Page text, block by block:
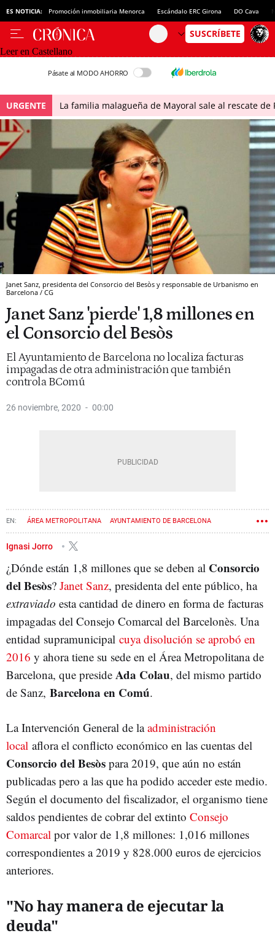
ES NOTICIA: Promoción inmobiliaria Menorca Escándalo ERC Girona DO Cava
Leer en Castellano
Pásate al MODO AHORRO
URGENTE La familia malagueña de Mayoral sale al rescate
Janet Sanz, presidenta del Consorcio del Besòs y responsable de Urbanismo en
Barcelona / CG
Janet Sanz 'pierde' 1,8 millones en
el Consorcio del Besòs
El Ayuntamiento de Barcelona no localiza facturas
impagadas de otra administración que también
controla BComú
26 noviembre, 2020 00:00
ÁREA METROPOLITANA AYUNTAMIENTO DE BARCELONA
JANET SANZ SANT ADRIÀ DE BESÒS
Ignasi Jorro
¿Dónde están 1,8 millones que se deben al Consorcio
del Besòs? Janet Sanz, presidenta del ente público, ha
extraviado esta cantidad de dinero en forma de facturas
impagadas del Consejo Comarcal del Barcelonès. Una
entidad supramunicipal cuya disolución se aprobó en
2016 y ahora tiene su sede en el Área Metropolitana de
Barcelona, que preside Ada Colau, del mismo partido
de Sanz, Barcelona en Comú.
La Intervención General de laadministración
local aflora el conflicto económico en las cuentas del
Consorcio del Besòs para 2019, que aún no están
publicadas pero a las que ha podido acceder este medio.
Según el documento del fiscalizador, el organismo tiene
saldos pendientes de cobrar del extinto Consejo
Comarcal por valor de 1,8 millones: 1,016 millones
correspondientes a 2019 y 828.000 euros de ejercicios
anteriores.
"No hay manera de ejecutar la
deuda"